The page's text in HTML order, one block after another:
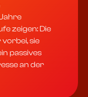
zeigen: Die
sie
passives
an der